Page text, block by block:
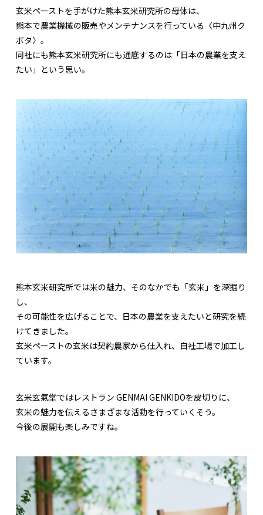
玄米ペーストを手がけた熊本玄米研究所の母体は、
熊本で農業機械の販売やメンテナンスを行っている〈中九州ク
ボタ〉。
同社にも熊本玄米研究所にも通底するのは「日本の農業を支え
たい」という思い。
熊本玄米研究所では米の魅力、そのなかでも「玄米」を深掘り
し、
その可能性を広げることで、日本の農業を支えたいと研究を続
けてきました。
玄米ペーストの玄米は契約農家から仕入れ、自社工場で加工し
ています。
玄米玄氣堂ではレストラン GENMAI GENKIDOを皮切りに、
玄米の魅力を伝えるさまざまな活動を行っていくそう。
今後の展開も楽しみですね。